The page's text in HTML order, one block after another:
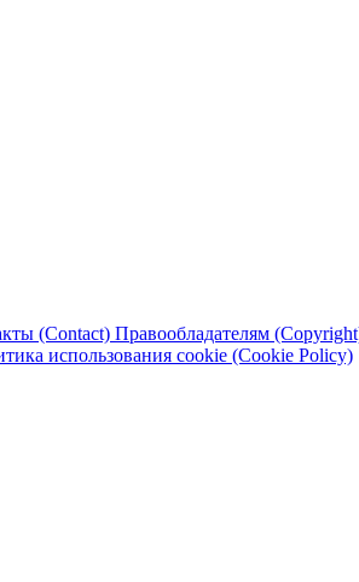
(Contact) Правообладателям
использования cookie (Cookie Policy)